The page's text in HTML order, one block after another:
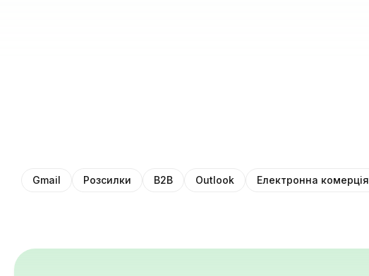
Gmail Розсилки B2B Outlook Електронна комерція